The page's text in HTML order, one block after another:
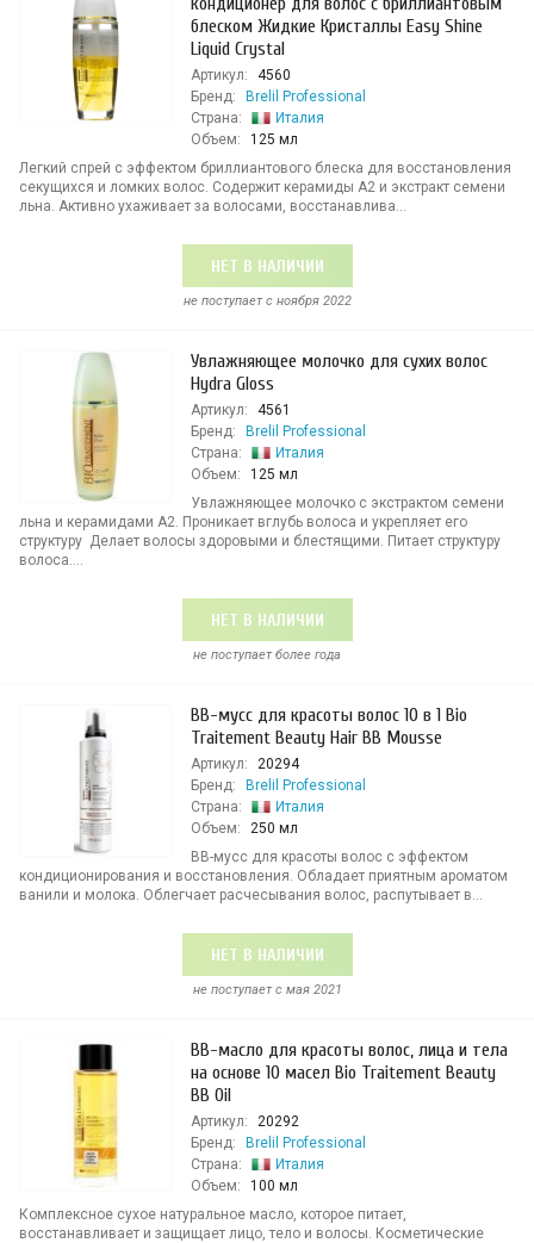
блеском Жидкие Кристаллы Easy Shine
Liquid Crystal
Артикул:
4560
Бренд:
Brelil Professional
Страна:
Италия
Объем:
125 мл
Легкий спрей с эффектом бриллиантового блеска для восстановления
секущихся и ломких волос. Содержит керамиды А2 и экстракт семени
льна. Активно ухаживает за волосами, восстанавлива...
НЕТ В НАЛИЧИИ
не поступает c ноября 2022
Увлажняющее молочко для сухих волос
Hydra Gloss
Артикул:
4561
Бренд:
Brelil Professional
Страна:
Италия
Объем:
125 мл
Увлажняющее молочко с экстрактом семени
льна и керамидами А2. Проникает вглубь волоса и укрепляет его
структуру Делает волосы здоровыми и блестящими. Питает структуру
волоса....
НЕТ В НАЛИЧИИ
не поступает более года
BB-мусс для красоты волос 10 в 1 Bio
Traitement Beauty Hair BB Mousse
Артикул:
20294
Бренд:
Brelil Professional
Страна:
Италия
Объем:
250 мл
BB-мусс для красоты волос с эффе­ктом
кондиционирования и восстановления. Обладает приятным ароматом
ванили и молока. Облегча­ет расчесывания волос, распутывает в...
НЕТ В НАЛИЧИИ
не поступает c мая 2021
BB-масло для красоты волос, лица и тела
на основе 10 масел Bio Traitement Beauty
BB Oil
Артикул:
20292
Бренд:
Brelil Professional
Страна:
Италия
Объем:
100 мл
Комплексное сухое натуральное масло, которое питает,
восстанавливает и защищает лицо, тело и волосы. Косметические